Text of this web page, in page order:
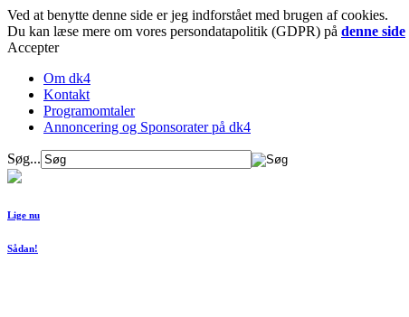
Ved at benytte denne side er jeg indforstået med brugen af cookies.
Du kan læse mere om vores persondatapolitik (GDPR) på denne side
Accepter
Om dk4
Kontakt
Programomtaler
Annoncering og Sponsorater på dk4
Søg...
Lige nu
Sådan!